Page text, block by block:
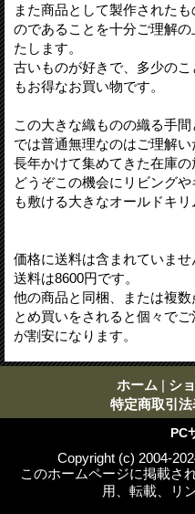
また商品として製作された
のであることを十分ご理解
たします。
古いものが好きで、多少の
もお得なお買い物です。
この大きな織ものの織る手
では普通無理なのはご理解い
長年かけて集めてきた在庫の
どうぞこの機会にリビング
も敷ける大きなオールドキリ
価格に送料は含まれていませ
送料は8600円です。
他の商品と同梱、または複
とめ買いをされると個々で
が割安になります。
ホーム | シ
特定商取引法
PC
Copyright (c) 2004-
このホームページに掲載さ
用、転載、リ